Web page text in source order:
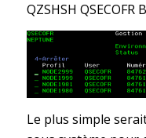
QZSHSH QSECOFR
Le plus simple